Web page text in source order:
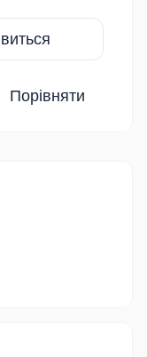
Порівняти